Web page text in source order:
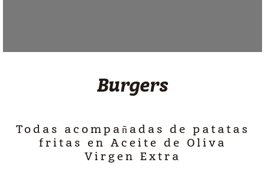
Burgers
Todas acompañadas de patatas
fritas en Aceite de Oliva
Virgen Extra